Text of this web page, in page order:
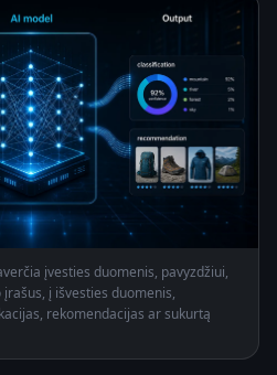
įvesties duomenis, pavyzdžiui,
į išvesties duomenis,
rekomendacijas ar sukurtą